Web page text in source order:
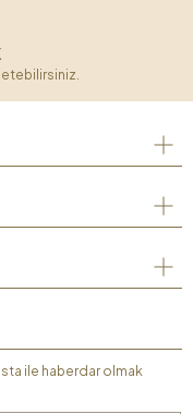
ile haberdar olmak